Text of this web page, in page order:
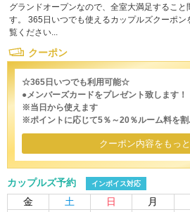
グランドオープンなので、全室大満足すること
す。 365日いつでも使えるカップルズクーポ
覧ください...
クーポン
☆365日いつでも利用可能☆
●メンバーズカードをプレゼント致します！
※当日から使えます
※ポイントに応じて5％～20％ルーム料を割
クーポン内容をもっ
カップルズ予約 インボイス対応
金 土 日 月